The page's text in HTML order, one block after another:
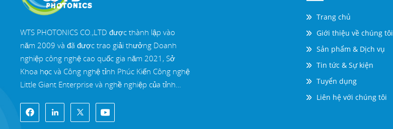
quang học có độ
chính xác cao
ĐỌC THÊM
Gương lưỡng sắc đa
băng tần
ĐỌC THÊM
WTS PHOTONICS CO.,LTD được thành lập vào
năm 2009 và đã được trao giải thưởng Doanh
nghiệp công nghệ cao quốc gia năm 2021, Sở
Khoa học và Công nghệ tỉnh Phúc Kiến Công nghệ
Little Giant Enterprise và nghề nghiệp của tỉnh
hóa-đổi mới vào năm 2022. WTS định vị tại Thành
phố ven biển Đông Nam xinh đẹp, Phúc Châu,
Trang chủ
Giới thiệu về chúng tôi
Sản phẩm & Dịch vụ
Tin tức & Sự kiện
Tuyển dụng
Liên hệ với chúng tôi